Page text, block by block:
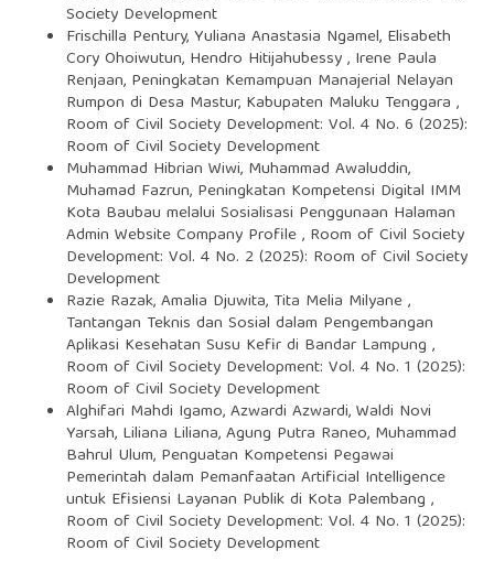
Society Development
Frischilla Pentury, Yuliana Anastasia Ngamel, Elisabeth
Cory Ohoiwutun, Hendro Hitijahubessy , Irene Paula
Renjaan, Peningkatan Kemampuan Manajerial Nelayan
Rumpon di Desa Mastur, Kabupaten Maluku Tenggara ,
Room of Civil Society Development: Vol. 4 No. 6 (2025):
Room of Civil Society Development
Muhammad Hibrian Wiwi, Muhammad Awaluddin,
Muhamad Fazrun, Peningkatan Kompetensi Digital IMM
Kota Baubau melalui Sosialisasi Penggunaan Halaman
Admin Website Company Profile, Room of Civil Society
Development: Vol. 4 No. 2 (2025): Room of Civil Society
Development
Razie Razak, Amalia Djuwita, Tita Melia Milyane ,
Tantangan Teknis dan Sosial dalam Pengembangan
Aplikasi Kesehatan Susu Kefir di Bandar Lampung ,
Room of Civil Society Development: Vol. 4 No. 1 (2025):
Room of Civil Society Development
Alghifari Mahdi Igamo, Azwardi Azwardi, Waldi Novi
Yarsah, Liliana Liliana, Agung Putra Raneo, Muhammad
Bahrul Ulum, Penguatan Kompetensi Pegawai
Pemerintah dalam Pemanfaatan Artificial Intelligence
untuk Efisiensi Layanan Publik di Kota Palembang ,
Room of Civil Society Development: Vol. 4 No. 1 (2025):
Room of Civil Society Development